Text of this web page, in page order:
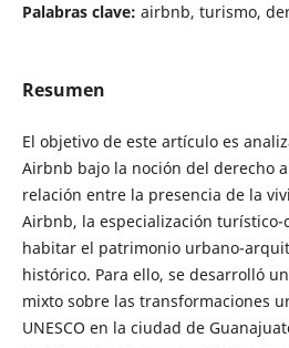
Palabras clave: airbnb, turismo,
Resumen
El objetivo de este artículo es
Airbnb bajo la noción del derecho
relación entre la presencia de la
Airbnb, la especialización turístico-
habitar el patrimonio urbano-
histórico. Para ello, se desarrolló
mixto sobre las transformaciones
UNESCO en la ciudad de